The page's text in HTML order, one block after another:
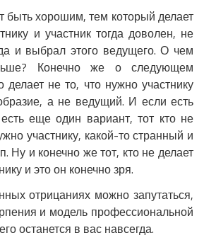
хорошим, тем который делает
и участник тогда доволен, не
и выбрал этого ведущего. О чем
Конечно же о следующем
не то, что нужно участнику
а не ведущий. И если есть
еще один вариант, тот кто не
участнику, какой-то странный и
Ну и конечно же тот, кто не делает
и это он конечно зря.
отрицаниях можно запутаться,
и модель профессиональной
останется в вас навсегда.